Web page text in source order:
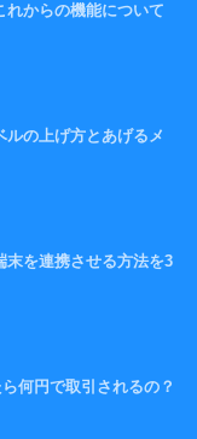
からの機能について
の上げ方とあげるメ
を連携させる方法を3
何円で取引されるの？